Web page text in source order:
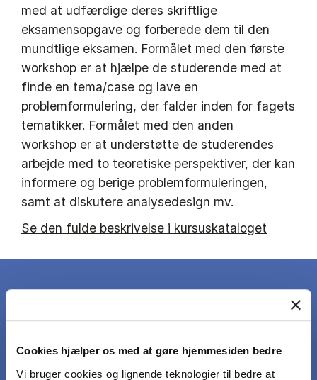
Cookies hjælper os med at gøre hjemmesiden bedre
Vi bruger cookies og lignende teknologier til bedre at
med at udfærdige deres skriftlige
eksamensopgave og forberede dem til den
mundtlige eksamen. Formålet med den første
workshop er at hjælpe de studerende med at
finde en tema/case og lave en
problemformulering, der falder inden for fagets
tematikker. Formålet med den anden
workshop er at understøtte de studerendes
arbejde med to teoretiske perspektiver, der kan
informere og berige problemformuleringen,
samt at diskutere analysedesign mv.
Se den fulde beskrivelse i kursuskataloget
DET LÆRER DU